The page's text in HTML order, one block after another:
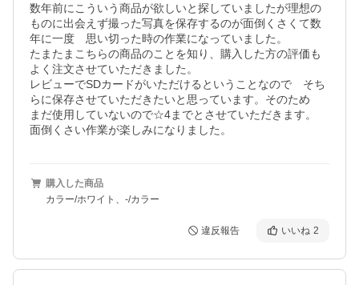
数年前にこういう商品が欲しいと探していましたが理想の
ものに出会えず撮った写真を保存するのが面倒くさくて数
年に一度　思い切った時の作業になっていました。
たまたまこちらの商品のことを知り、購入した方の評価も
よく注文させていただきました。
レビューでSDカードがいただけるということなので　そち
らに保存させていただきたいと思っています。そのため
まだ使用していないので☆4までとさせていただきます。
面倒くさい作業が楽しみになりました。
購入した商品
カラー/ホワイト、-/カラー
違反報告 いいね 2